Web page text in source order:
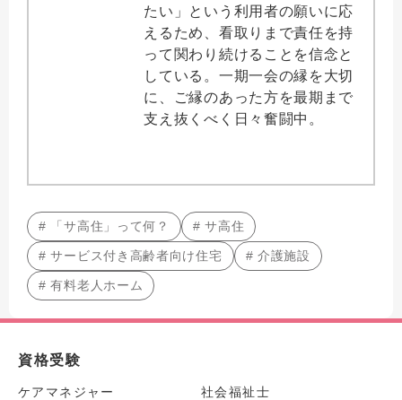
たい」という利用者の願いに応
えるため、看取りまで責任を持
って関わり続けることを信念と
している。一期一会の縁を大切
に、ご縁のあった方を最期まで
支え抜くべく日々奮闘中。
# 「サ高住」って何？ # サ高住
# サービス付き高齢者向け住宅 # 介護施設
# 有料老人ホーム
資格受験
ケアマネジャー
社会福祉士